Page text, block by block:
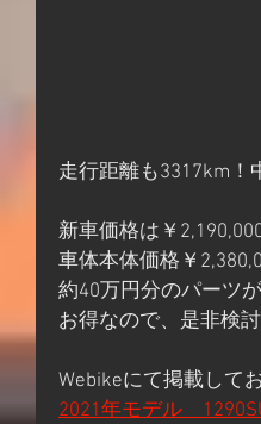
走行距離も3317km！
新車価格は￥
車体本体価格￥
約40万円分のパーツ
お得なので、是非検
Webikeにて掲載して
2021年モデル　